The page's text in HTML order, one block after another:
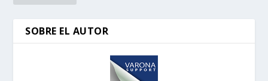
SOBRE EL AUTOR